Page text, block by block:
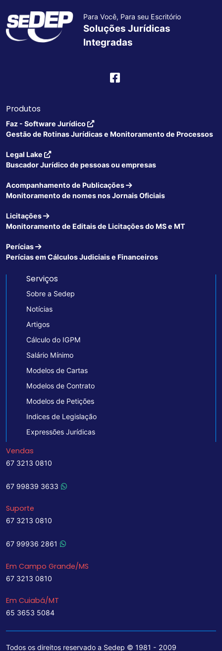
Para Você, Para seu Escritório
Soluções Jurídicas
Integradas
Produtos
Faz - Software Jurídico
Gestão de Rotinas Jurídicas e Monitoramento de Processos
Legal Lake
Buscador Jurídico de pessoas ou empresas
Acompanhamento de Publicações
Monitoramento de nomes nos Jornais Oficiais
Licitações
Monitoramento de Editais de Licitações do MS e MT
Perícias
Perícias em Cálculos Judiciais e Financeiros
Serviços
Sobre a Sedep
Notícias
Artigos
Cálculo do IGPM
Salário Mínimo
Modelos de Cartas
Modelos de Contrato
Modelos de Petições
Indices de Legislação
Expressões Jurídicas
Vendas
67 3213 0810
67 99839 3633
Suporte
67 3213 0810
67 99936 2861
Em Campo Grande/MS
67 3213 0810
Em Cuiabá/MT
65 3653 5084
Todos os direitos reservado a Sedep © 1981 - 2009